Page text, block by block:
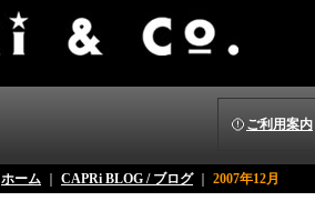
ご利用案内
ホーム CAPRi BLOG / ブログ｜ 2007年12月